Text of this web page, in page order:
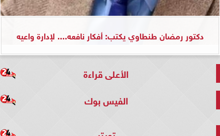
دكتور رمضان طنطاوي يكتب: أفكار نافعه.... لإدارة واعيه
الأعلى قراءة
الفيس بوك